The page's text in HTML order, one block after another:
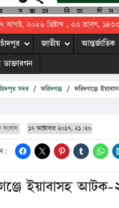
আগস্ট, ২০২৬ খ্রিষ্টাব্দ , ২৩ শ্রাবণ, ১৪৩৩
চাঁদপুর জাতীয় আন্তর্জাতিক
চাঁদপুর সদর / ফরিদগঞ্জ / ফরিদগঞ্জে
সংবাদ ১৭ অক্টোবার ২০১৭, ২১:২০
ইয়াবাসহ আটক-